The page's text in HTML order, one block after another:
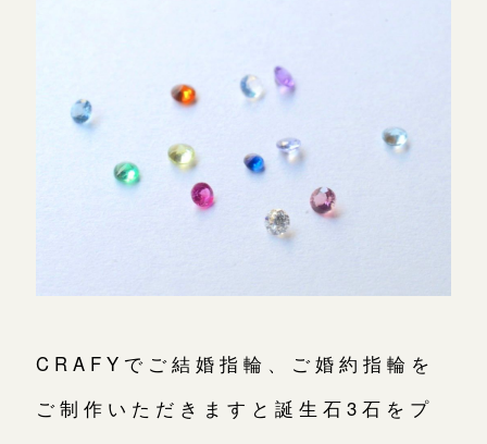
CRAFYでご結婚指輪、ご婚約指輪を
ご制作いただきますと誕生石3石をプ